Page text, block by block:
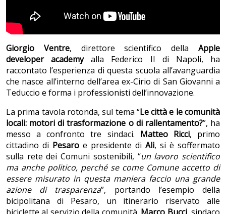
Giorgio Ventre, direttore scientifico dellaApple
developer academyalla Federico II di Napoli, ha
raccontato l’esperienza di questa scuola all’avanguardia
che nasce all’interno dell’area ex-Cirio di San Giovanni a
Teduccio e forma i professionisti dell’innovazione.
La prima tavola rotonda, sul tema “Le città e le comunità
locali: motori di trasformazione o di rallentamento?”, ha
messo a confronto tre sindaci. Matteo Ricci, primo
cittadino di Pesaro e presidente di Ali, si è soffermato
sulla rete dei Comuni sostenibili, “un lavoro scientifico
ma anche politico, perché se come Comune accetto di
essere misurato in questa maniera faccio una grande
azione di trasparenza”, portando l’esempio della
bicipolitana di Pesaro, un itinerario riservato alle